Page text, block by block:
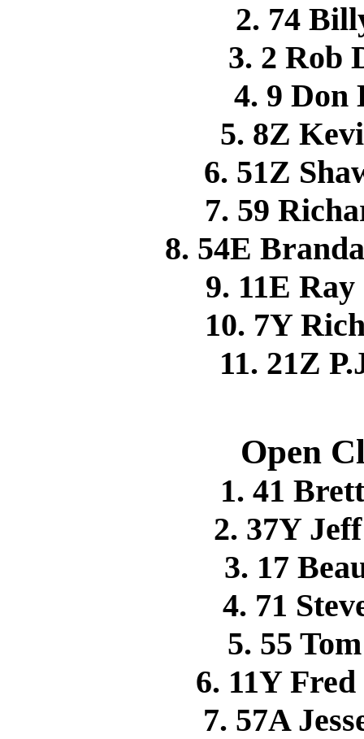
2. 74
3. 2
4. 9
5. 8Z
6. 51Z
7. 59
8. 54E
9. 11E
10. 7Y
11. 21Z
Open
1. 41
2. 37Y
3. 17
4. 71
5. 55
6. 11Y
7. 57A